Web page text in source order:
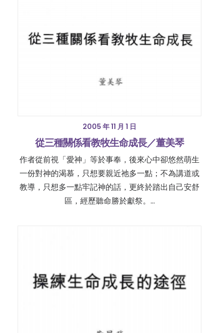
2005 年 11 月 1 日
從三種關係看教牧生命成長／董美琴
作者從前視「愛神」等於事奉，後來心中卻悠然萌生
一份對神的渴慕，只想要親近祂多一點；不為講道或
教導，只想多一點牢記神的話，更終於踏出自己安舒
區，經歷聽命勝於獻祭。…